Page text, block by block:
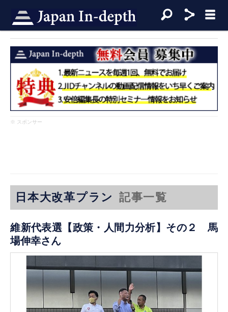
※ スポンサー
日本大改革プラン 記事一覧
維新代表選【政策・人間力分析】その２ 馬
場伸幸さん